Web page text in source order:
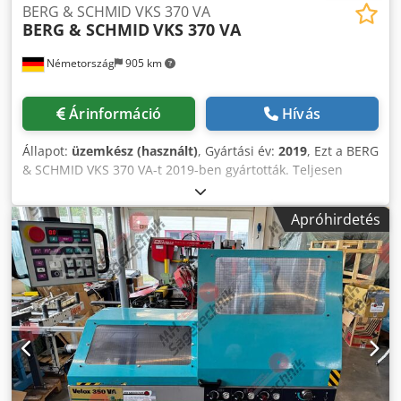
Németország 905 km
BERG & SCHMID VKS 370 VA
BERG & SCHMIDVKS 370 VA
Árinformáció Hívás
Állapot: üzemkész (használt), Gyártási év: 2019, Ezt a BERG
& SCHMID VKS 370 VA-t 2019-ben gyártották. Teljesen
automata hidropneumatikus függőleges körfűrész CNC
frekvenciaátalakítással. A géphez tartozik egy görgős
szállítószalag a betáplálási oldalon (3 m) és a kiadási
oldalon (2 m), ami javítja az anyagmozgatást. A
körfűrészlapokat és hűtőfolyadék-koncentrátumot
tartalmazó Starter Kit 1 is a csomag részét képezi. Fontolja
meg a lehetőséget, hogy megvásárolja ezt a BERG &
SCHMID VKS 370 VA fémkörfűrészt. További információkért
vegye fel velünk a kapcsolatot. Kiegészítő felszerelés • 1.
kezdőkészlet, amely 2 körfűrészlapot és 10 liter
hűtőfolyadék-koncentrátumot tartalmaz. • Szintező elem (1
készlet = 4 darab) M 12x100-as tőcsavarral. • Betáplálási
Apróhirdetés